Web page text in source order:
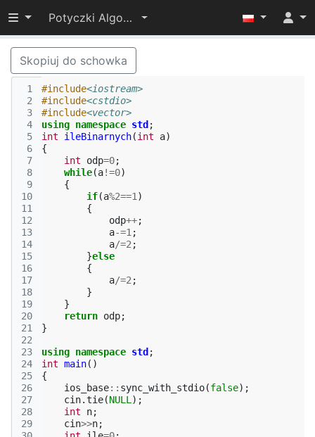
Przełącz widoczność menu
Potyczki Algorytmiczne 2022
Skopiuj do schowka
1
2
3
4
5
6
7
8
9
10
11
12
13
14
15
16
17
18
19
20
21
22
23
24
25
26
27
28
29
#include<iostream>
#include<cstdio>
#include<vector>
using namespace std ;
int
ileBinarnych(int a)
{
int
odp=0;
while(a!=0)
{
if(a%2==1 )
{
odp++;
a-=1 ;
a/=2 ;
}else
{
a/=2 ;
}
}
return odp;
}
using namespace std ;
int main()
{
ios_base:: sync_with_stdio(false);
cin.tie(NULL );
int
n;
cin>>n;